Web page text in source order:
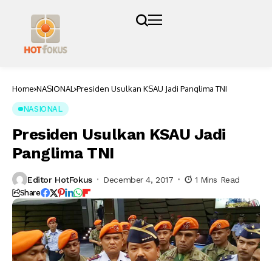
Home NASIONAL Presiden Usulkan KSAU Jadi Panglima TNI
NASIONAL
Presiden Usulkan KSAU Jadi
Panglima TNI
Editor HotFokus December 4, 2017 1 Mins Read
Share